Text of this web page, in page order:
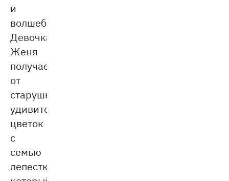
и
волшебство.
Девочка
Женя
получает
от
старушки
удивительный
цветок
с
семью
лепестками,